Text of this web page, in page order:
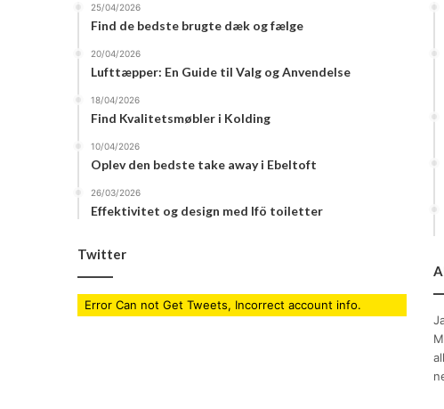
25/04/2026
Find de bedste brugte dæk og fælge
20/04/2026
Lufttæpper: En Guide til Valg og Anvendelse
18/04/2026
Find Kvalitetsmøbler i Kolding
10/04/2026
Oplev den bedste take away i Ebeltoft
26/03/2026
Effektivitet og design med Ifö toiletter
Twitter
Error Can not Get Tweets, Incorrect account info.